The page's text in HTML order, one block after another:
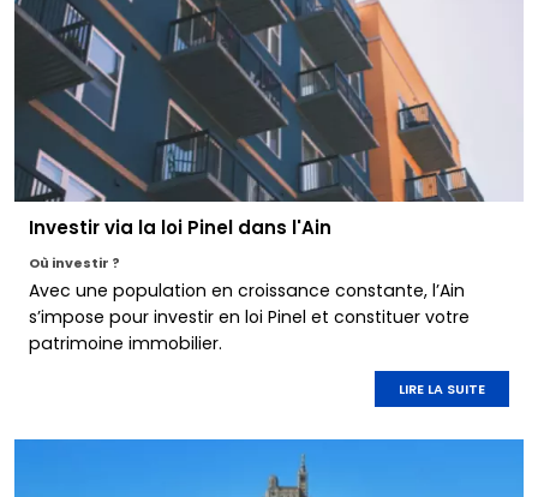
Investir via la loi Pinel dans l'Ain
Où investir ?
Avec une population en croissance constante, l’Ain
s’impose pour investir en loi Pinel et constituer votre
patrimoine immobilier.
LIRE LA SUITE